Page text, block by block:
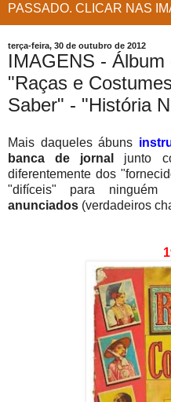
PASSADO. CLICAR NAS
terça-feira, 30 de outubro de 2012
IMAGENS - Álbum
"Raças e
Saber" - "História
Mais daqueles ábuns
banca de jornal
junto
diferentemente dos
"difíceis" para
anunciados (verdadeiros